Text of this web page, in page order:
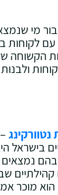
מי
עם
של
נמצאים
מוכר